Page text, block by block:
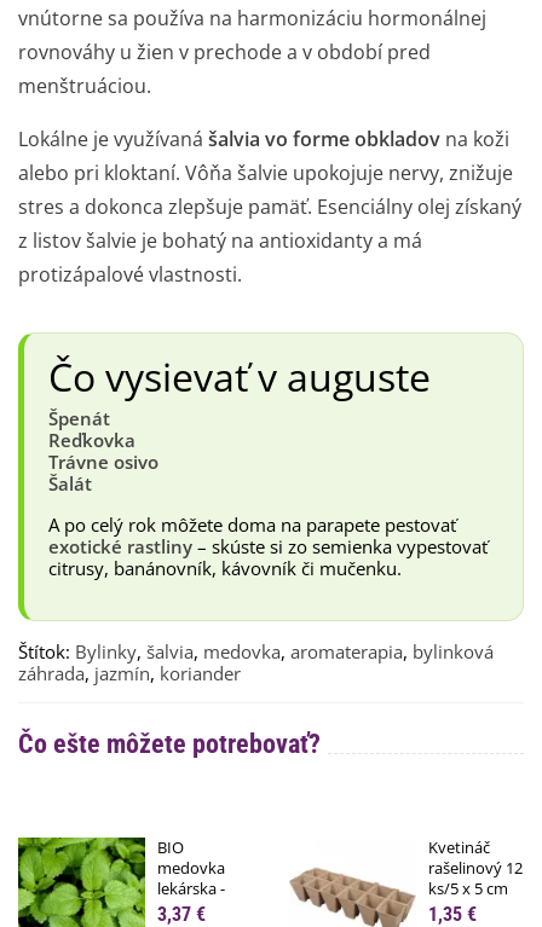
vnútorne sa používa na harmonizáciu hormonálnej
rovnováhy u žien v prechode a v období pred
menštruáciou.
Lokálne je využívaná šalvia vo forme obkladov na koži
alebo pri kloktaní. Vôňa šalvie upokojuje nervy, znižuje
stres a dokonca zlepšuje pamäť. Esenciálny olej získaný
z listov šalvie je bohatý na antioxidanty a má
protizápalové vlastnosti.
Čo vysievať v auguste
Špenát
Reďkovka
Trávne osivo
Šalát
A po celý rok môžete doma na parapete pestovať
exotické rastliny – skúste si zo semienka vypestovať
citrusy, banánovník, kávovník či mučenku.
Štítok: Bylinky, šalvia, medovka, aromaterapia, bylinková
záhrada, jazmín, koriander
Čo ešte môžete potrebovať?
BIO
medovka
lekárska -
Melissa...
3,37 €
Kvetináč
rašelinový 12
ks/5 x 5 cm
-...
1,35 €